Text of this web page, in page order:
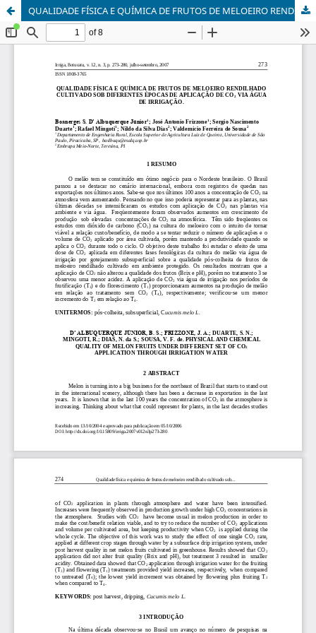
QUALIDADE FÍSICA E QUÍMICA DE FRUTOS DE MELOEIRO RENDILHADO CULTIVADO SOB DIFERENTES ÉPOCAS DE APLICAÇÃO DE CO2 VIA ÁGUA DE IRRIGAÇÃO.